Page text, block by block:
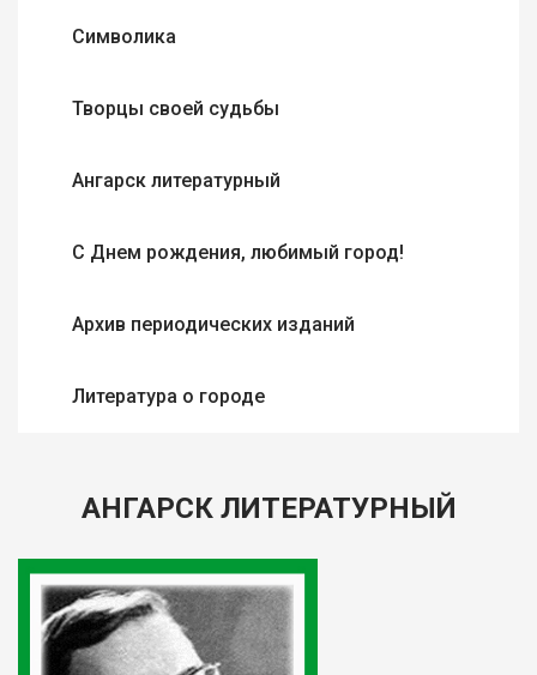
Символика
Творцы своей судьбы
Ангарск литературный
С Днем рождения, любимый город!
Архив периодических изданий
Литература о городе
АНГАРСК ЛИТЕРАТУРНЫЙ